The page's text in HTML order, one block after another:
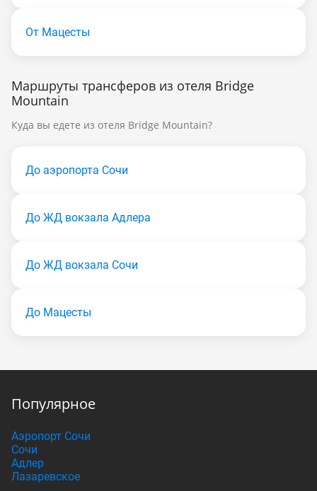
От Мацесты
Маршруты трансферов из отеля Bridge
Mountain
Куда вы едете из отеля Bridge Mountain?
До аэропорта Сочи
До ЖД вокзала Адлера
До ЖД вокзала Сочи
До Мацесты
Популярное
Аэропорт Сочи
Сочи
Адлер
Лазаревское